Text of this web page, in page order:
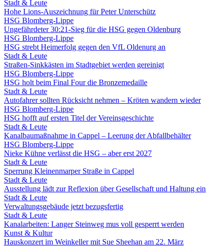
Stadt & Leute
Hohe Lions-Auszeichnung für Peter Unterschütz
HSG Blomberg-Lippe
Ungefährdeter 30:21-Sieg für die HSG gegen Oldenburg
HSG Blomberg-Lippe
HSG strebt Heimerfolg gegen den VfL Oldenurg an
Stadt & Leute
Straßen-Sinkkästen im Stadtgebiet werden gereinigt
HSG Blomberg-Lippe
HSG holt beim Final Four die Bronzemedaille
Stadt & Leute
Autofahrer sollten Rücksicht nehmen – Kröten wandern wieder
HSG Blomberg-Lippe
HSG hofft auf ersten Titel der Vereinsgeschichte
Stadt & Leute
Kanalbaumaßnahme in Cappel – Leerung der Abfallbehälter
HSG Blomberg-Lippe
Nieke Kühne verlässt die HSG – aber erst 2027
Stadt & Leute
Sperrung Kleinenmarper Straße in Cappel
Stadt & Leute
Ausstellung lädt zur Reflexion über Gesellschaft und Haltung ein
Stadt & Leute
Verwaltungsgebäude jetzt bezugsfertig
Stadt & Leute
Kanalarbeiten: Langer Steinweg mus voll gesperrt werden
Kunst & Kultur
Hauskonzert im Weinkeller mit Sue Sheehan am 22. März